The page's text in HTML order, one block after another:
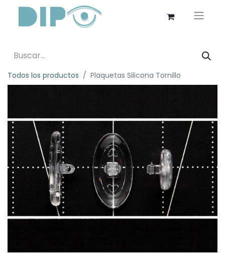
Todos los productos Plaquetas Silicona Tornillo